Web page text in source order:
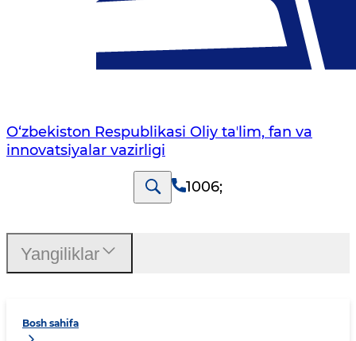
O‘zbekiston Respublikasi Oliy taʼlim, fan va
innovatsiyalar vazirligi
1006;
Bosh sahifa
Yangiliklar